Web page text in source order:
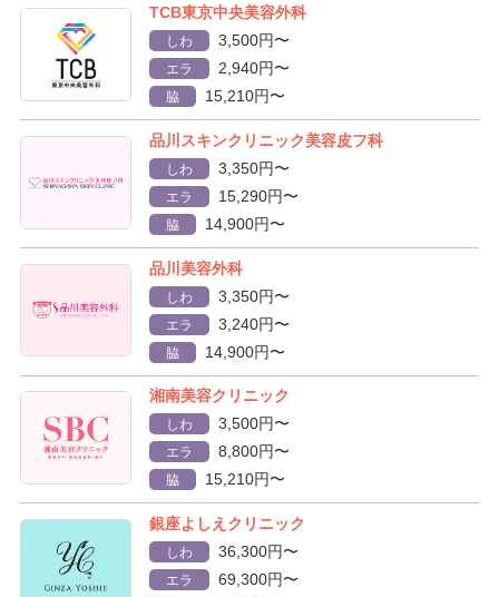
TCB東京中央美容外科
しわ 3,500円〜
エラ 2,940円〜
脇 15,210円〜
品川スキンクリニック美容皮フ科
しわ 3,350円〜
エラ 15,290円〜
脇 14,900円〜
品川美容外科
しわ 3,350円〜
エラ 3,240円〜
脇 14,900円〜
湘南美容クリニック
しわ 3,500円〜
エラ 8,800円〜
脇 15,210円〜
銀座よしえクリニック
しわ 36,300円〜
エラ 69,300円〜